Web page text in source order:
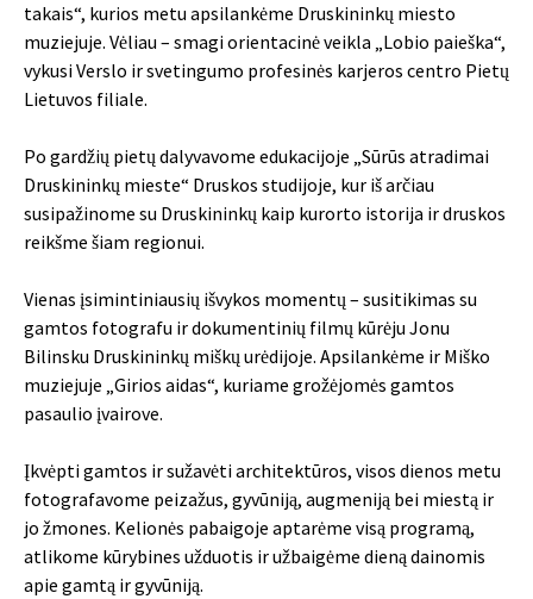
takais“, kurios metu apsilankėme Druskininkų miesto
muziejuje. Vėliau – smagi orientacinė veikla „Lobio paieška“,
vykusi Verslo ir svetingumo profesinės karjeros centro Pietų
Lietuvos filiale.
Po gardžių pietų dalyvavome edukacijoje „Sūrūs atradimai
Druskininkų mieste“ Druskos studijoje, kur iš arčiau
susipažinome su Druskininkų kaip kurorto istorija ir druskos
reikšme šiam regionui.
Vienas įsimintiniausių išvykos momentų – susitikimas su
gamtos fotografu ir dokumentinių filmų kūrėju Jonu
Bilinsku Druskininkų miškų urėdijoje. Apsilankėme ir Miško
muziejuje „Girios aidas“, kuriame grožėjomės gamtos
pasaulio įvairove.
Įkvėpti gamtos ir sužavėti architektūros, visos dienos metu
fotografavome peizažus, gyvūniją, augmeniją bei miestą ir
jo žmones. Kelionės pabaigoje aptarėme visą programą,
atlikome kūrybines užduotis ir užbaigėme dieną dainomis
apie gamtą ir gyvūniją.